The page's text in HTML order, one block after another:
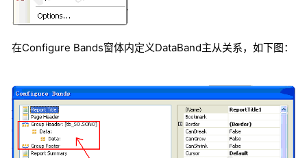
在Configure Bands窗体内定义DataBand主从关系，如下图：